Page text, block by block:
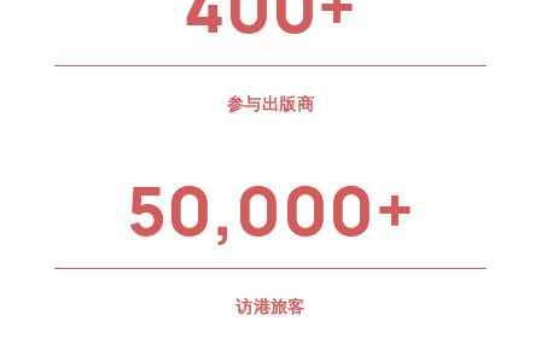
参与出版商
50,000+
访港旅客